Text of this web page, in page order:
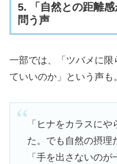
5. 「自然との距離
問う声
一部では、「ツバメに限
ていいのか」という声も
「ヒナをカラスに
た。でも自然の摂理
「手を出さないの